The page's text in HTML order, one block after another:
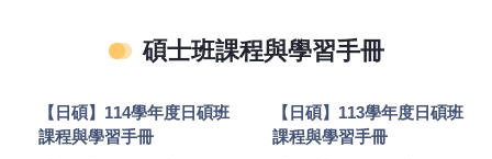
碩士班課程與學習手冊
【日碩】114學年度日碩班
課程與學習手冊
【日碩】113學年度日碩班
課程與學習手冊